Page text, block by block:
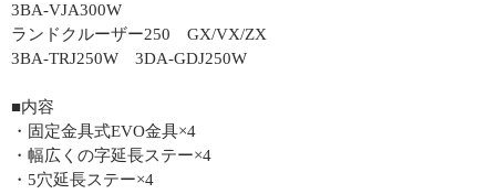
3BA-VJA300W
ランドクルーザー250 GX/VX/ZX
3BA-TRJ250W 3DA-GDJ250W
■内容
・固定金具式EVO金具×4
・幅広くの字延長ステー×4
・5穴延長ステー×4